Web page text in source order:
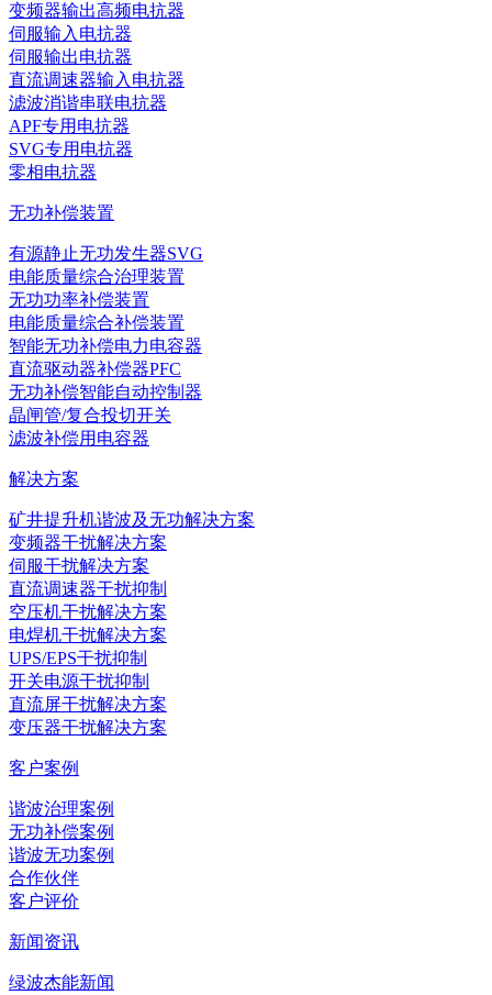
变频器输出高频电抗器
伺服输入电抗器
伺服输出电抗器
直流调速器输入电抗器
滤波消谐串联电抗器
APF专用电抗器
SVG专用电抗器
零相电抗器
无功补偿装置
有源静止无功发生器SVG
电能质量综合治理装置
无功功率补偿装置
电能质量综合补偿装置
智能无功补偿电力电容器
直流驱动器补偿器PFC
无功补偿智能自动控制器
晶闸管/复合投切开关
滤波补偿用电容器
解决方案
矿井提升机谐波及无功解决方案
变频器干扰解决方案
伺服干扰解决方案
直流调速器干扰抑制
空压机干扰解决方案
电焊机干扰解决方案
UPS/EPS干扰抑制
开关电源干扰抑制
直流屏干扰解决方案
变压器干扰解决方案
客户案例
谐波治理案例
无功补偿案例
谐波无功案例
合作伙伴
客户评价
新闻资讯
绿波杰能新闻